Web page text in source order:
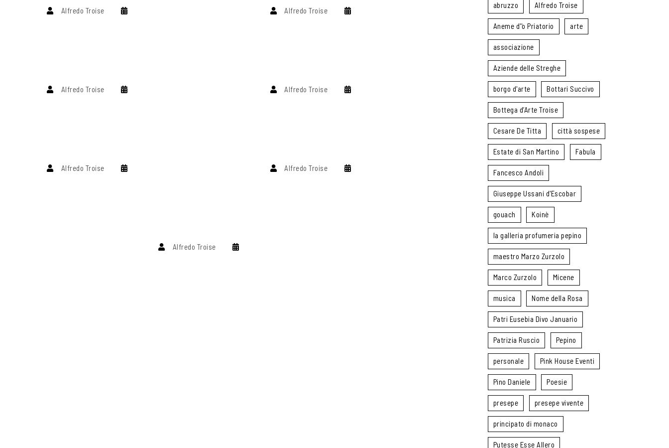
Alfredo Troise Alfredo Troise
Alfredo Troise Alfredo Troise
Alfredo Troise Alfredo Troise
Alfredo Troise
abruzzo Alfredo Troise
Aneme d''o Priatorio arte
associazione
Aziende delle Streghe
borgo d'arte Bottari Succivo
Bottega d’Arte Troise
Cesare De Titta città sospese
Estate di San Martino Fabula
Fancesco Andoli
Giuseppe Ussani d'Escobar
gouach Koinè
la galleria profumeria pepino
maestro Marzo Zurzolo
Marco Zurzolo Micene
musica Nome della Rosa
Patri Eusebia Divo Januario
Patrizia Ruscio Pepino
personale Pink House Eventi
Pino Daniele Poesie
presepe presepe vivente
principato di monaco
Putesse Esse Allero